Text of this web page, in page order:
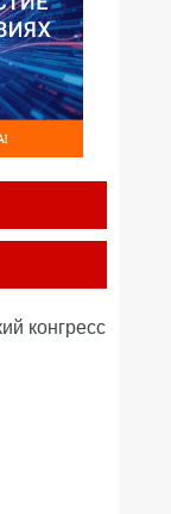
конгресс